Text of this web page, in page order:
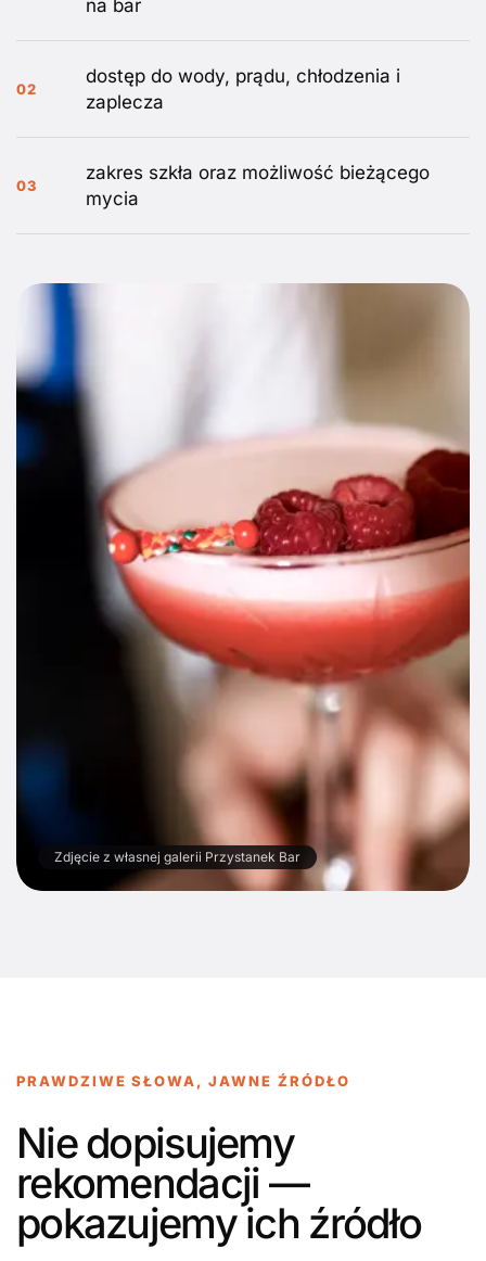
na bar
02
dostęp do wody, prądu, chłodzenia i
zaplecza
03
zakres szkła oraz możliwość bieżącego
mycia
Zdjęcie z własnej galerii Przystanek Bar
PRAWDZIWE SŁOWA, JAWNE ŹRÓDŁO
Nie dopisujemy
rekomendacji —
pokazujemy ich źródło